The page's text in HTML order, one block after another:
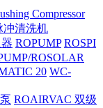
Compressor
冲清洗机
ROPUMP ROSPI
ROSOLAR
20 WC-
ROAIRVAC 双级